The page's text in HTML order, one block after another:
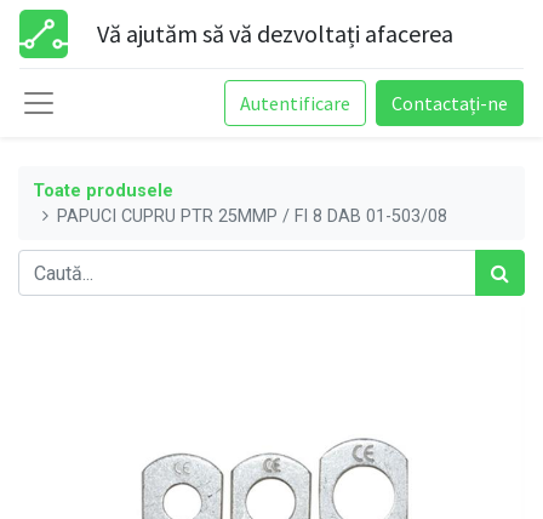
Vă ajutăm să vă dezvoltați afacerea
Autentificare Contactați-ne
Toate produsele
PAPUCI CUPRU PTR 25MMP / FI 8 DAB 01-503/08